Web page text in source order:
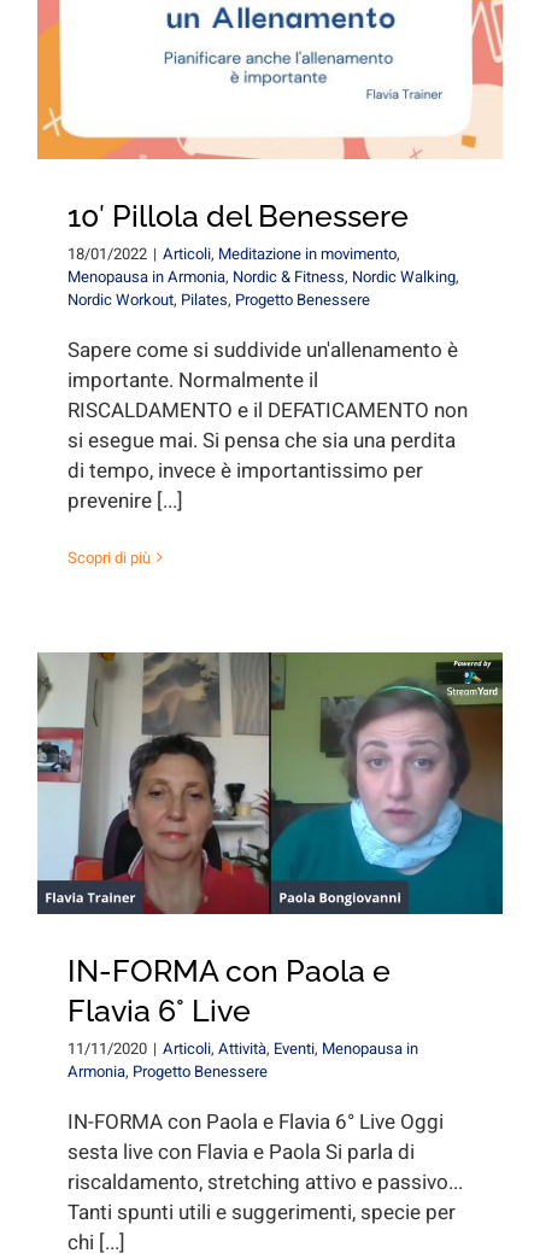
10′ Pillola del Benessere
18/01/2022 | Articoli, Meditazione in movimento,
Menopausa in Armonia, Nordic & Fitness, Nordic Walking,
Nordic Workout, Pilates, Progetto Benessere
Sapere come si suddivide un'allenamento è
importante. Normalmente il
RISCALDAMENTO e il DEFATICAMENTO non
si esegue mai. Si pensa che sia una perdita
di tempo, invece è importantissimo per
prevenire [...]
Scopri di più
IN-FORMA con Paola e
Flavia 6° Live
11/11/2020 | Articoli, Attività, Eventi, Menopausa in
Armonia, Progetto Benessere
IN-FORMA con Paola e Flavia 6° Live Oggi
sesta live con Flavia e Paola Si parla di
riscaldamento, stretching attivo e passivo...
Tanti spunti utili e suggerimenti, specie per
chi [...]